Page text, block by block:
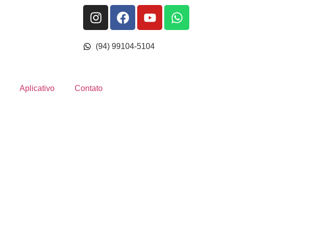
(94) 99104-5104
Aplicativo Contato